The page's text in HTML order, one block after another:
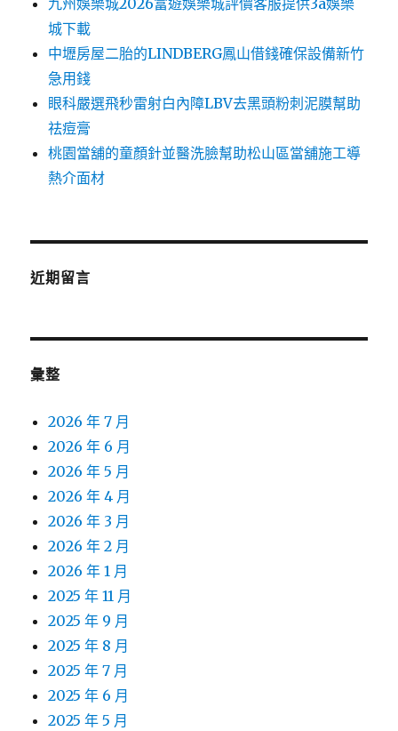
九州娛樂城2026富遊娛樂城評價客服提供3a娛樂
城下載
中壢房屋二胎的LINDBERG鳳山借錢確保設備新竹
急用錢
眼科嚴選飛秒雷射白內障LBV去黑頭粉刺泥膜幫助
祛痘膏
桃園當舖的童顏針並醫洗臉幫助松山區當舖施工導
熱介面材
近期留言
彙整
2026 年 7 月
2026 年 6 月
2026 年 5 月
2026 年 4 月
2026 年 3 月
2026 年 2 月
2026 年 1 月
2025 年 11 月
2025 年 9 月
2025 年 8 月
2025 年 7 月
2025 年 6 月
2025 年 5 月